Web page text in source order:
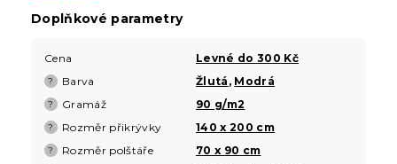
Doplňkové parametry
Cena Levné do 300 Kč
? Barva Žlutá , Modrá
? Gramáž 90 g/m2
? Rozměr přikrývky 140 x 200 cm
? Rozměr polštáře 70 x 90 cm